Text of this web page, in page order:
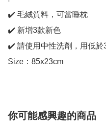
✔️ 毛絨質料，可當睡枕
✔️ 新增3款新色
✔️ 請使用中性洗劑，用低於
Size：85x23cm
你可能感興趣的商品